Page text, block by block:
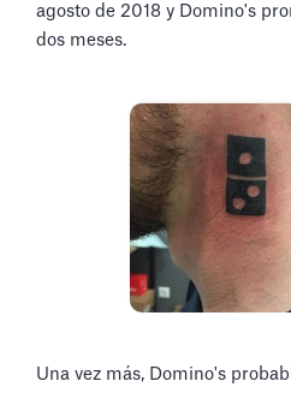
agosto de 2018 y Domino's
dos meses.
Una vez más, Domino's